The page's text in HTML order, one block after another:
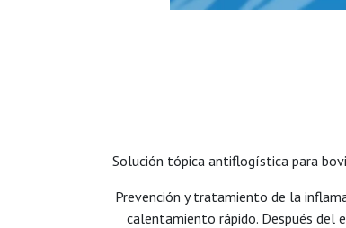
Solución tópica antiflogística para
Prevención y tratamiento de la
calentamiento rápido. Después del